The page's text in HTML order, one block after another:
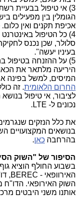
3) אי טיפול בבעיית
הגומלין בין מפעילים
אכיפת תקנים ואין
4) כל הטיפול
סלולר, שכן נכנס
בעיניו יעשה".
5) על ההזנחה
היריעה מלתאר את
המיסים, למשל בפינה
החרום הלאומית. זה
לציבור, אי טיפול
נכונים ל- LTE.
את כלל הנזקים
בנושאים המקצועויים
בהרחבה כאן.
הסיפור של "השוק
בשבוע החולף הוציא
השוק האירופאי. הדו"ח
אותנו משני היבטים